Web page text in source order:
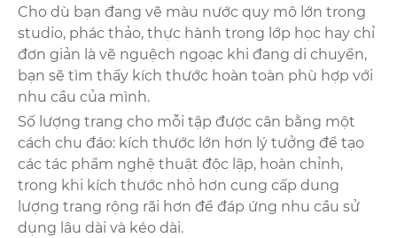
Cho dù bạn đang vẽ màu nước quy mô lớn trong
studio, phác thảo, thực hành trong lớp học hay chỉ
đơn giản là vẽ nguệch ngoạc khi đang di chuyển,
bạn sẽ tìm thấy kích thước hoàn toàn phù hợp với
nhu cầu của mình.
Số lượng trang cho mỗi tập được cân bằng một
cách chu đáo: kích thước lớn hơn lý tưởng để tạo
các tác phẩm nghệ thuật độc lập, hoàn chỉnh,
trong khi kích thước nhỏ hơn cung cấp dung
lượng trang rộng rãi hơn để đáp ứng nhu cầu sử
dụng lâu dài và kéo dài.